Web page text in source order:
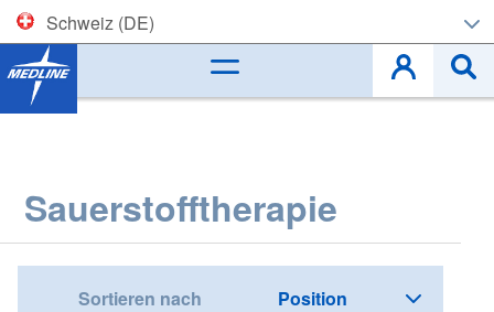
Schweiz (DE)
Corporate (EN)
Deutschland
Sauerstofftherapie
Sortieren nach